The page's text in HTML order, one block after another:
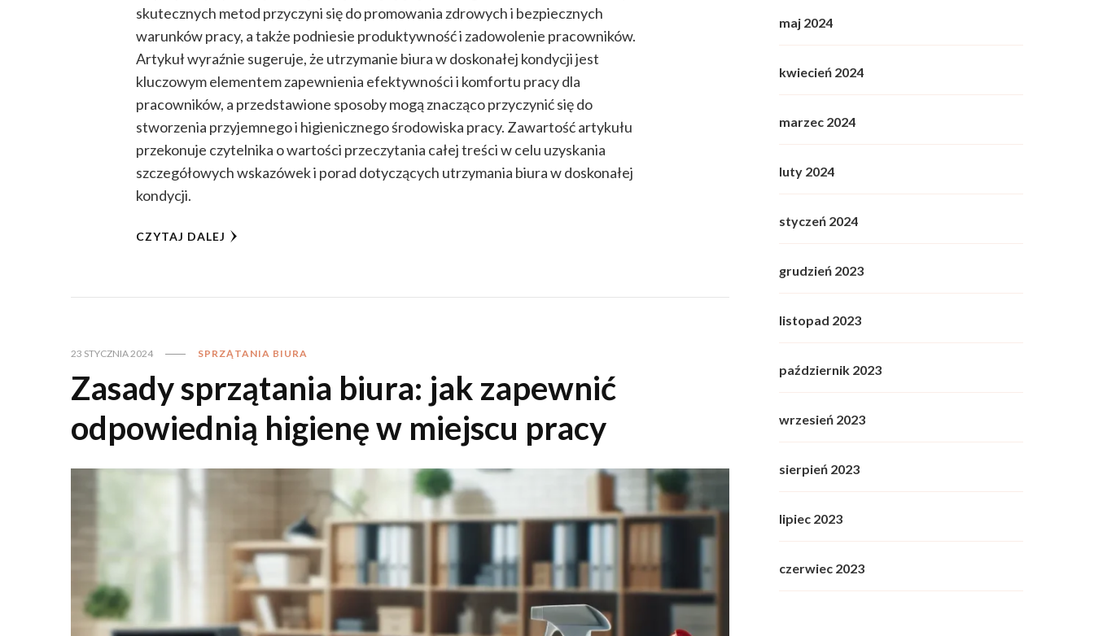
skutecznych metod przyczyni się do promowania zdrowych i bezpiecznych
warunków pracy, a także podniesie produktywność i zadowolenie pracowników.
Artykuł wyraźnie sugeruje, że utrzymanie biura w doskonałej kondycji jest
kluczowym elementem zapewnienia efektywności i komfortu pracy dla
pracowników, a przedstawione sposoby mogą znacząco przyczynić się do
stworzenia przyjemnego i higienicznego środowiska pracy. Zawartość artykułu
przekonuje czytelnika o wartości przeczytania całej treści w celu uzyskania
szczegółowych wskazówek i porad dotyczących utrzymania biura w doskonałej
kondycji.
CZYTAJ DALEJ
23 STYCZNIA 2024 SPRZĄTANIA BIURA
Zasady sprzątania biura: jak zapewnić
odpowiednią higienę w miejscu pracy
maj 2024
kwiecień 2024
marzec 2024
luty 2024
styczeń 2024
grudzień 2023
listopad 2023
październik 2023
wrzesień 2023
sierpień 2023
lipiec 2023
czerwiec 2023